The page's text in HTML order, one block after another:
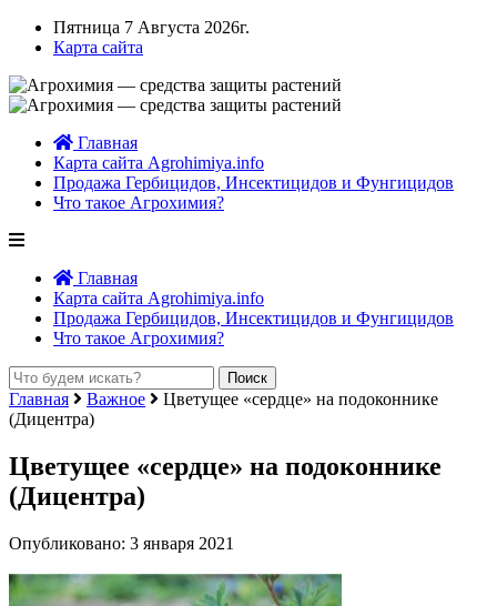
Пятница 7 Августа 2026г.
Карта сайта
Главная
Карта сайта Agrohimiya.info
Продажа Гербицидов, Инсектицидов и Фунгицидов
Что такое Агрохимия?
Главная
Карта сайта Agrohimiya.info
Продажа Гербицидов, Инсектицидов и Фунгицидов
Что такое Агрохимия?
Главная Важное
Цветущее «сердце» на подоконнике
(Дицентра)
Цветущее «сердце» на подоконнике
(Дицентра)
Опубликовано: 3 января 2021